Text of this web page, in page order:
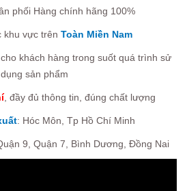
phối Hàng chính hãng 100%
khu vực trên Toàn Miền Nam
khách hàng trong suốt quá trình sử
dụng sản phẩm
, đầy đủ thông tin, đúng chất lượng
: Hóc Môn, Tp Hồ Chí Minh
9, Quận 7, Bình Dương, Đồng Nai